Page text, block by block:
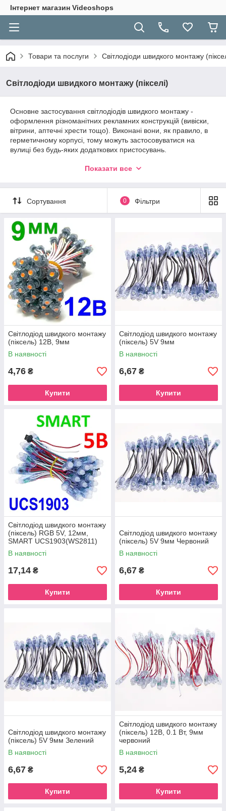
Інтернет магазин Videoshops
Товари та послуги Світлодіоди швидкого монтажу
Світлодіоди швидкого монтажу (пікселі)
Основне застосування світлодіодів швидкого монтажу -
оформлення різноманітних рекламних конструкцій (вивіски,
вітрини, аптечні хрести тощо). Виконані вони, як правило, в
герметичному корпусі, тому можуть застосовуватися на
вулиці без будь-яких додаткових пристосувань.
знадобитися блоки живлення5В або
Показати все
Сортування 0 Фільтри
Світлодіод швидкого монтажу
(піксель) 12В, 9мм
В наявності
4,76 ₴
Купити
Світлодіод швидкого монтажу
(піксель) 5V 9мм
В наявності
6,67 ₴
Купити
Світлодіод швидкого монтажу
(піксель) RGB 5V, 12мм,
SMART UCS1903(WS2811)
В наявності
17,14 ₴
Купити
Світлодіод швидкого монтажу
(піксель) 5V 9мм Червоний
В наявності
6,67 ₴
Купити
Світлодіод швидкого монтажу
(піксель) 5V 9мм Зелений
В наявності
6,67 ₴
Купити
Світлодіод швидкого монтажу
(піксель) 12В, 0.1 Вт, 9мм
червоний
В наявності
5,24 ₴
Купити